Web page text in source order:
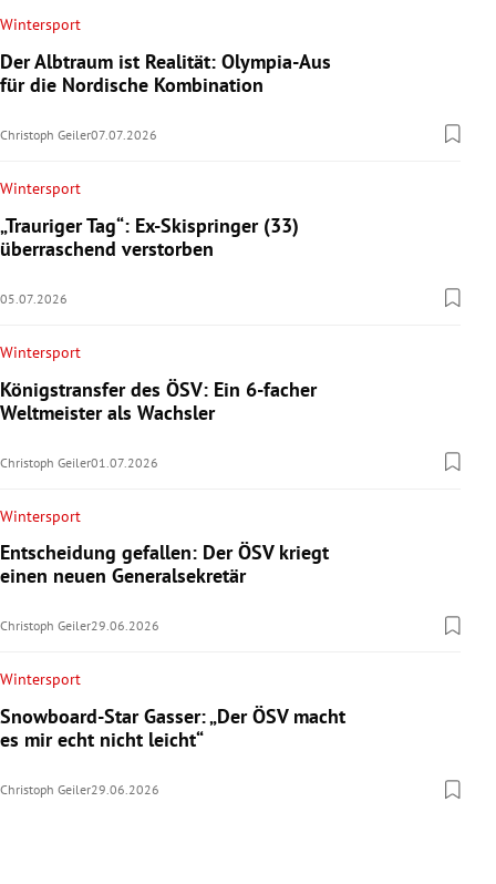
Wintersport
Der Albtraum ist Realität: Olympia-Aus
für die Nordische Kombination
Christoph Geiler07.07.2026
Wintersport
„Trauriger Tag“: Ex-Skispringer (33)
überraschend verstorben
05.07.2026
Wintersport
Königstransfer des ÖSV: Ein 6-facher
Weltmeister als Wachsler
Christoph Geiler01.07.2026
Wintersport
Entscheidung gefallen: Der ÖSV kriegt
einen neuen Generalsekretär
Christoph Geiler29.06.2026
Wintersport
Snowboard-Star Gasser: „Der ÖSV macht
es mir echt nicht leicht“
Christoph Geiler29.06.2026